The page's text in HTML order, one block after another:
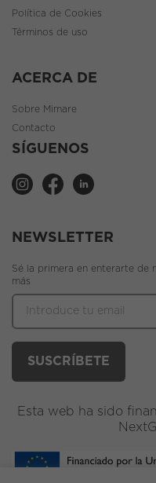
Política de Cookies
Términos de uso
ACERCA DE
Sobre Mimare
Contacto
SÍGUENOS
NEWSLETTER
Sé la primera en enterarte de
más
Esta web ha sido